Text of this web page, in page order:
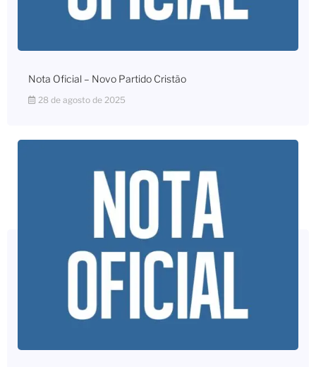
Nota Oficial – Novo Partido Cristão
28 de agosto de 2025